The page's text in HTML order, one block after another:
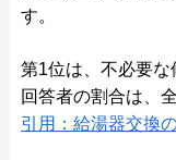
す。
第1位は、不必要な
回答者の割合は、
引用：給湯器交換